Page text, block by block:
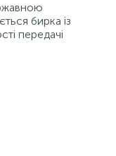
бирка із
передачі